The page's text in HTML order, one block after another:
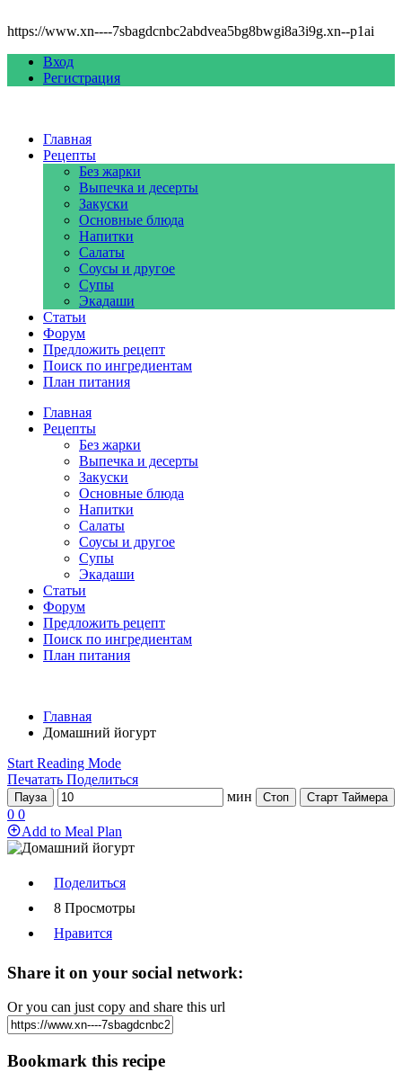
https://www.xn----7sbagdcnbc2abdvea5bg8bwgi8a3i9g.xn--p1ai
Вход
Регистрация
Главная
Рецепты
Без жарки
Выпечка и десерты
Закуски
Основные блюда
Напитки
Салаты
Соусы и другое
Супы
Экадаши
Статьи
Форум
Предложить рецепт
Поиск по ингредиентам
План питания
Главная
Рецепты
Без жарки
Выпечка и десерты
Закуски
Основные блюда
Напитки
Салаты
Соусы и другое
Супы
Экадаши
Статьи
Форум
Предложить рецепт
Поиск по ингредиентам
План питания
Главная
Домашний йогурт
Start Reading Mode
Печатать Поделиться
Пауза мин Стоп Старт Таймера
0 0
Add to Meal Plan
Поделиться
8 Просмотры
Нравится
Share it on your social network:
Or you can just copy and share this url
Bookmark this recipe